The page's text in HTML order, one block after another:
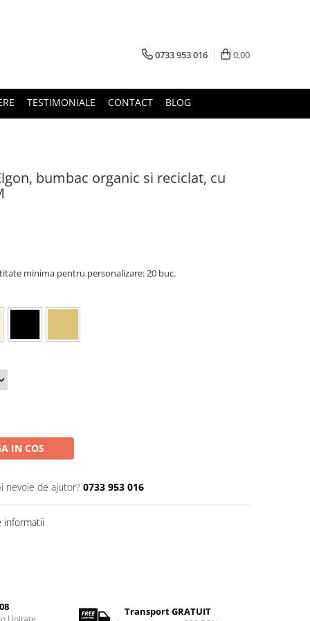
0733 953 016 0,00
TESTIMONIALE CONTACT BLOG
bumbac organic si reciclat, cu
minima pentru personalizare: 20 buc.
IN COS
nevoie de ajutor? 0733 953 016
informatii
Unitate
Transport GRATUIT